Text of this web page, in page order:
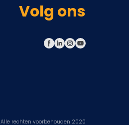
Volg ons
Alle rechten voorbehouden 2020